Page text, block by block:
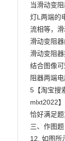
当滑动变
灯L两端的
流相等，
滑动变阻
滑动变阻
结合图像
阻器两端
5【淘宝搜
mlxt2022】
恰好满足
三、作图
12. 如图所